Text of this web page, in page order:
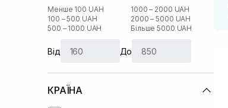
Менше 100 UAH
100 – 500 UAH
500 – 1000 UAH
1000 – 2000 UAH
2000 – 5000 UAH
Більше 5000 UAH
Від До
КРАЇНА